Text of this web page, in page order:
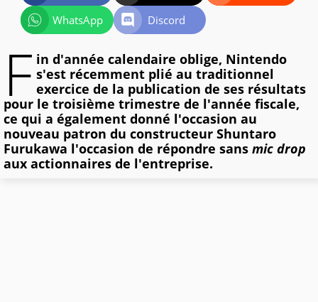
WhatsApp
Discord
F in d'année calendaire oblige, Nintendo
s'est récemment plié au traditionnel
exercice de la publication de ses résultats
pour le troisième trimestre de l'année fiscale,
ce qui a également donné l'occasion au
nouveau patron du constructeur Shuntaro
Furukawa l'occasion de répondre sans mic drop
aux actionnaires de l'entreprise.